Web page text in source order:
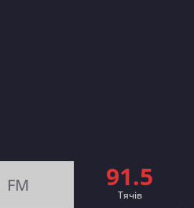
FM 91.5
Тячів